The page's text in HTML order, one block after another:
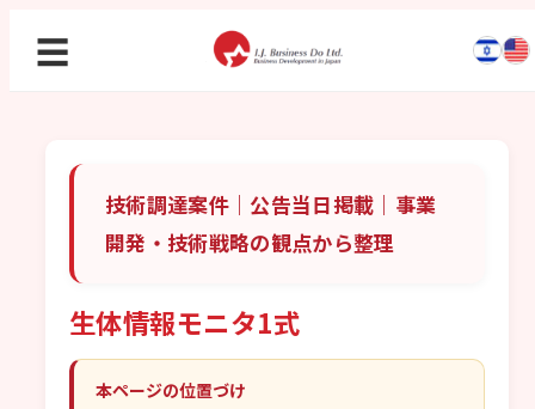
☰
技術調達案件｜公告当日掲載｜事業
開発・技術戦略の観点から整理
生体情報モニタ1式
本ページの位置づけ